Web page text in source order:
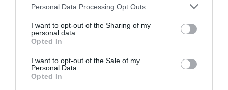
Personal Data Processing Opt Outs
I want to opt-out of the Sharing of my
personal data.
Opted In
I want to opt-out of the Sale of my
Personal Data.
Opted In
DERNIERS COMMENTAIRES